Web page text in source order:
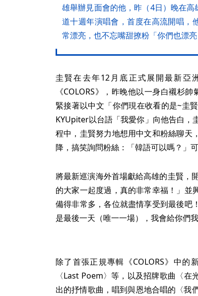
雄舉辦見面會的他，昨（4日）晚在
道十週年演唱會，首度在高流開唱，
常漂亮，也不忘嘴甜撩粉「你們也漂
圭賢在去年12月底正式展開最新亞
《COLORS》，昨晚他以一身白襯杉
緊接著以中文「你們現在收看的是~圭
KYUpiter以台語「我愛你」向他告白，
程中，圭賢努力地想用中文和粉絲聊天
降，搞笑詢問粉絲：「韓語可以嗎？」可
將最新巡演海外首場獻給高雄的圭賢，
的大家一起度過，真的非常幸福！」並
備得非常多，各位就盡情享受到最後吧
是最後一天（唯一一場），我會給你們我
除了首張正規專輯《COLORS》中的
〈Last Poem〉等，以及招牌歌曲〈
出的抒情歌曲，唱到與恩地合唱的〈我